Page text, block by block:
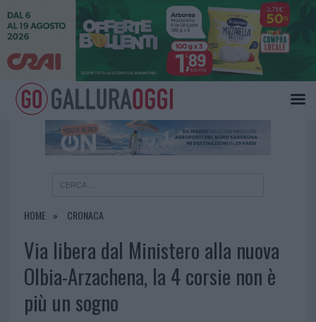
HOME CRONACA
Via libera dal Ministero alla nuova
Olbia-Arzachena, la 4 corsie non è
più un sogno
×